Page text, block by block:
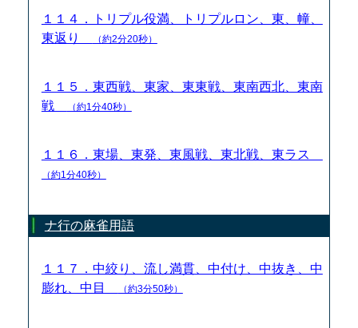
１１４．トリプル役満、トリプルロン、東、幢、
東返り
（約2分20秒）
１１５．東西戦、東家、東東戦、東南西北、東南
戦
（約1分40秒）
１１６．東場、東発、東風戦、東北戦、東ラス
（約1分40秒）
ナ行の麻雀用語
１１７．中絞り、流し満貫、中付け、中抜き、中
膨れ、中目
（約3分50秒）